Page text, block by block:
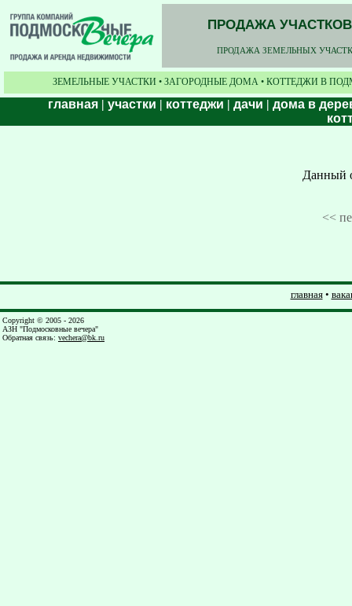
ПРОДАЖА
ПРОДАЖА ЗЕМЕЛЬНЫХ
ЗЕМЕЛЬНЫЕ УЧАСТКИ • ЗАГОРОДНЫЕ ДОМА • КОТТЕДЖИ В
главная | участки | коттеджи | дачи | дома в
Данный
<<
главная•
Copyright © 2005 - 2026
АЗН "Подмосковные вечера"
Обратная связь: vechera@bk.ru